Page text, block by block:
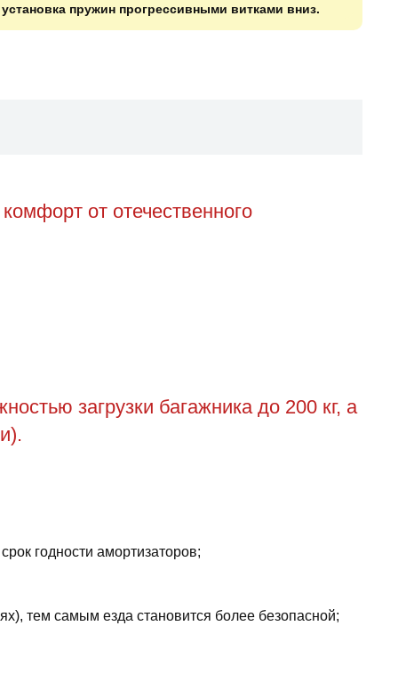
пружин прогрессивными витками вниз.
от отечественного
загрузки багажника до 200 кг, а
годности амортизаторов;
тем самым езда становится более безопасной;